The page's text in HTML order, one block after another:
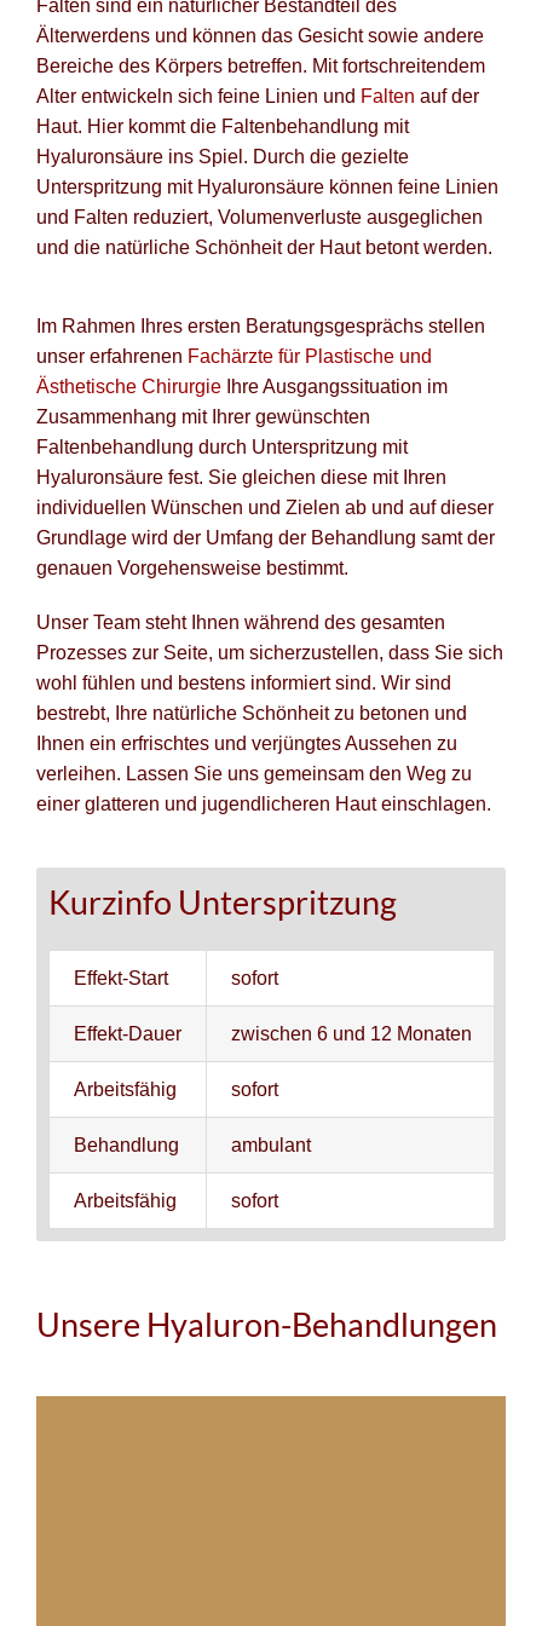
Po
Blog
Suche
Falten sind ein natürlicher Bestandteil des
Älterwerdens und können das Gesicht sowie andere
Bereiche des Körpers betreffen. Mit fortschreitendem
Alter entwickeln sich feine Linien und Falten auf der
Haut. Hier kommt die Faltenbehandlung mit
Hyaluronsäure ins Spiel. Durch die gezielte
Unterspritzung mit Hyaluronsäure können feine Linien
und Falten reduziert, Volumenverluste ausgeglichen
und die natürliche Schönheit der Haut betont werden.
Im Rahmen Ihres ersten Beratungsgesprächs stellen
unser erfahrenen Fachärzte für Plastische und
Ästhetische ChirurgieIhre Ausgangssituation im
Zusammenhang mit Ihrer gewünschten
Faltenbehandlung durch Unterspritzung mit
Hyaluronsäure fest. Sie gleichen diese mit Ihren
individuellen Wünschen und Zielen ab und auf dieser
Grundlage wird der Umfang der Behandlung samt der
genauen Vorgehensweise bestimmt.
Unser Team steht Ihnen während des gesamten
Prozesses zur Seite, um sicherzustellen, dass Sie sich
wohl fühlen und bestens informiert sind. Wir sind
bestrebt, Ihre natürliche Schönheit zu betonen und
Ihnen ein erfrischtes und verjüngtes Aussehen zu
verleihen. Lassen Sie uns gemeinsam den Weg zu
einer glatteren und jugendlicheren Haut einschlagen.
Kurzinfo Unterspritzung
Effekt-Start sofort
Effekt-Dauer zwischen 6 und 12 Monaten
Arbeitsfähig sofort
Behandlung ambulant
Arbeitsfähig sofort
Unsere Hyaluron-Behandlungen